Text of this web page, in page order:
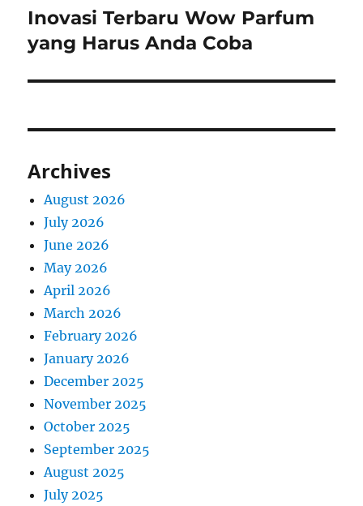
Next
post:
Inovasi Terbaru Wow Parfum
yang Harus Anda Coba
Archives
August 2026
July 2026
June 2026
May 2026
April 2026
March 2026
February 2026
January 2026
December 2025
November 2025
October 2025
September 2025
August 2025
July 2025